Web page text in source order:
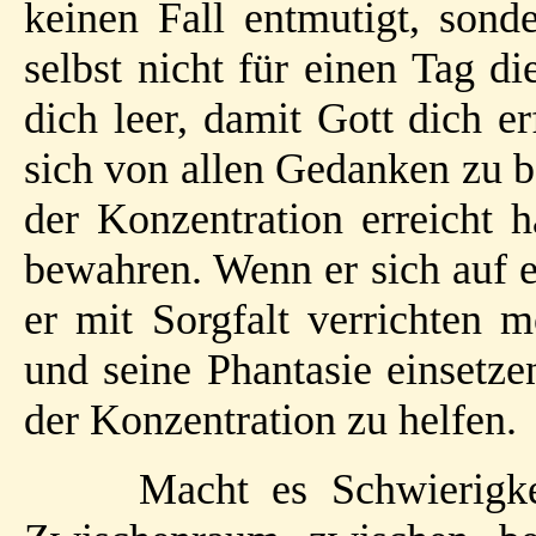
keinen Fall entmutigt,
selbst nicht für einen Tag
dich leer, damit Gott dich
sich von allen Gedanken zu
der Konzentration erreicht
bewahren. Wenn er sich
er mit Sorgfalt verrichten
und seine Phantasie
der Konzentration zu helfen.
Macht es